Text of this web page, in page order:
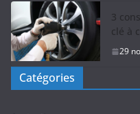
3
clé à
29
Catégories